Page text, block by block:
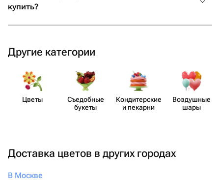
купить?
Другие категории
Цветы
Съедобные
букеты
Кондит​ерские
и пекарни
Воздушные
шары
Доставка цветов в других городах
В Москве